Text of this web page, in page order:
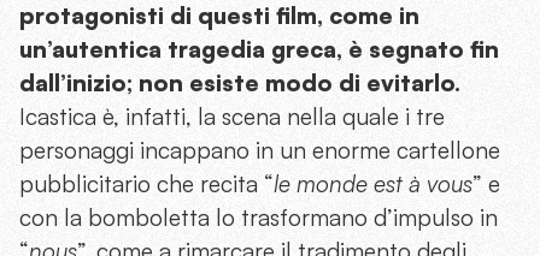
protagonisti di questi film, come in
un’autentica tragedia greca, è segnato fin
dall’inizio; non esiste modo di evitarlo.
Icastica è, infatti, la scena nella quale i tre
personaggi incappano in un enorme cartellone
pubblicitario che recita “le monde est à vous” e
con la bomboletta lo trasformano d’impulso in